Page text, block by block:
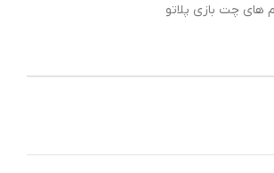
های چت بازی پلاتو